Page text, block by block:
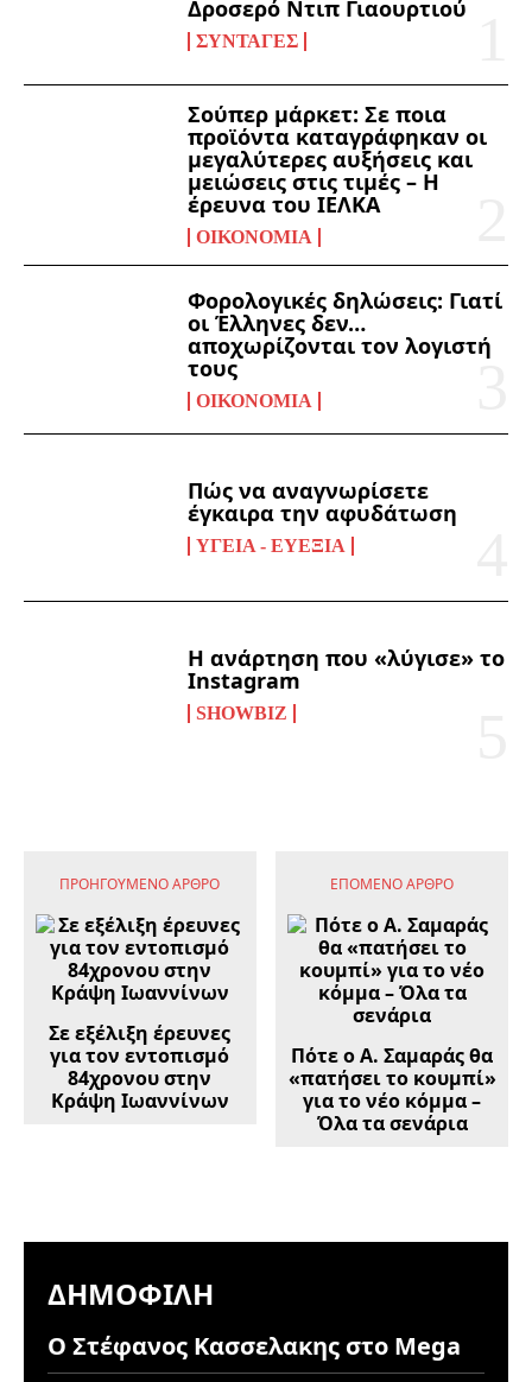
Δροσερό Ντιπ Γιαουρτιού
ΣΥΝΤΑΓΈΣ
Σούπερ μάρκετ: Σε ποια
προϊόντα καταγράφηκαν οι
μεγαλύτερες αυξήσεις και
μειώσεις στις τιμές – Η
έρευνα του ΙΕΛΚΑ
ΟΙΚΟΝΟΜΊΑ
Φορολογικές δηλώσεις: Γιατί
οι Έλληνες δεν…
αποχωρίζονται τον λογιστή
τους
ΟΙΚΟΝΟΜΊΑ
Πώς να αναγνωρίσετε
έγκαιρα την αφυδάτωση
ΥΓΕΊΑ - ΕΥΕΞΊΑ
Η ανάρτηση που «λύγισε» το
Instagram
SHOWBIZ
ΠΡΟΗΓΟΎΜΕΝΟ ΆΡΘΡΟ
Σε εξέλιξη έρευνες
για τον εντοπισμό
84χρονου στην
Κράψη Ιωαννίνων
ΕΠΌΜΕΝΟ ΆΡΘΡΟ
Πότε ο Α. Σαμαράς θα
«πατήσει το κουμπί»
για το νέο κόμμα –
Όλα τα σενάρια
ΔΗΜΟΦΙΛΉ
Ο Στέφανος Κασσελακης στο Mega